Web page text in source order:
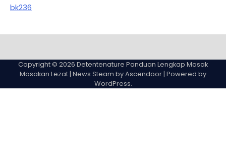
bk236
Page
Copyright © 2026 Detentenature Panduan Lengkap Masak
Masakan Lezat | News Steam byAscendoor | Powered by
WordPress.